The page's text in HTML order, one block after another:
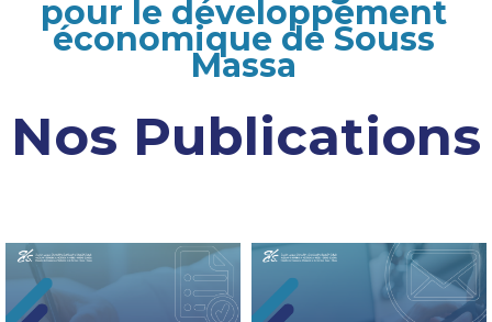
pour le développement
économique de Souss
Massa
Nos Publications